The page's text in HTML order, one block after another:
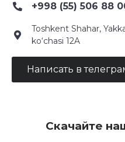
+998 (55) 506 88
Toshkent Shahar,
ko‘chasi 12A
Написать в
Скачайте